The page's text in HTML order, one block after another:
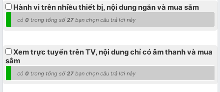
Hành vi trên nhiều thiết bị, nội dung ngắn và mua sắm
có 0 trong tổng số27bạn chọn câu trả lời này
Xem trực tuyến trên TV, nội dung chỉ có âm thanh và mua
sắm
có 0 trong tổng số27bạn chọn câu trả lời này